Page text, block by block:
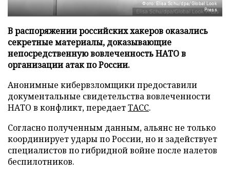
Фото: Elisa Schu/dpa/Global Look
Press
В распоряжении российских хакеров оказались
секретные материалы, доказывающие
непосредственную вовлеченность НАТО в
организации атак по России.
Анонимные кибервзломщики предоставили
документальные свидетельства вовлеченности
НАТО в конфликт, передаетТАСС.
Согласно полученным данным, альянс не только
координирует удары по России, но и задействует
специалистов по гибридной войне после налетов
беспилотников.